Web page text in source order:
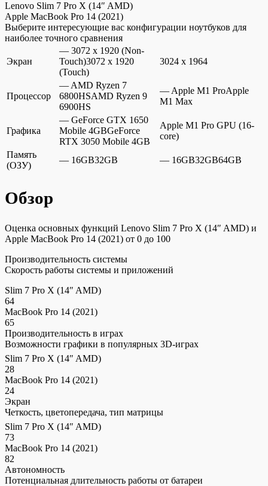
Lenovo Slim 7 Pro X (14″ AMD)
Apple MacBook Pro 14 (2021)
Выберите интересующие вас конфигурации ноутбуков для
наиболее точного сравнения
Экран
— 3072 x 1920 (Non-
Touch)3072 x 1920
(Touch)
3024 x 1964
Процессор
— AMD Ryzen 7
6800HSAMD Ryzen 9
6900HS
— Apple M1 ProApple
M1 Max
Графика
— GeForce GTX 1650
Mobile 4GBGeForce
RTX 3050 Mobile 4GB
Apple M1 Pro GPU (16-
core)
Память
(ОЗУ)
— 16GB32GB — 16GB32GB64GB
Обзор
Оценка основных функций Lenovo Slim 7 Pro X (14″ AMD) и
Apple MacBook Pro 14 (2021) от 0 до 100
Производительность системы
Скорость работы системы и приложений
Slim 7 Pro X (14″ AMD)
64
MacBook Pro 14 (2021)
65
Производительность в играх
Возможности графики в популярных 3D-играх
Slim 7 Pro X (14″ AMD)
28
MacBook Pro 14 (2021)
24
Экран
Четкость, цветопередача, тип матрицы
Slim 7 Pro X (14″ AMD)
73
MacBook Pro 14 (2021)
82
Автономность
Потенциальная длительность работы от батареи